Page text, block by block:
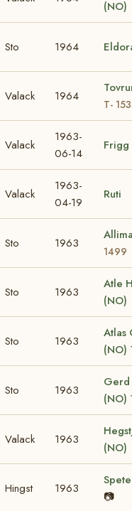
(NO)
Sto 1964
Valack 1964
T-
Valack
1963-
06-14
Valack
1963-
04-19
Ruti
Sto 1963
1499
Sto 1963
Atle
(NO)
Sto 1963
Atlas
(NO)
Sto 1963
(NO)
Valack 1963
(NO)
Hingst 1963
📷